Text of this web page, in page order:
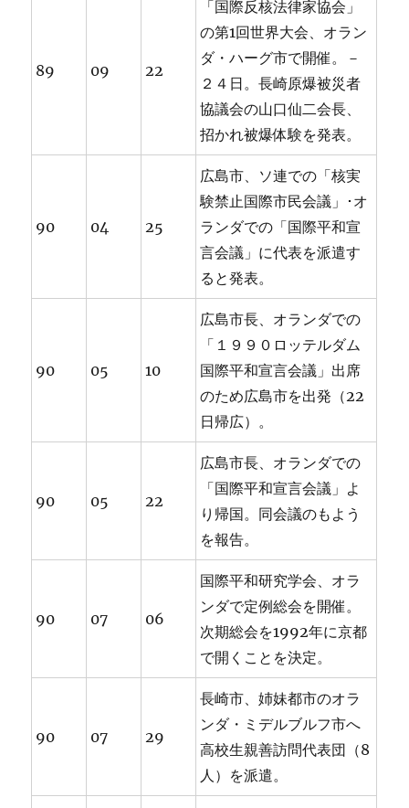
89 09 22
「国際反核法律家協会」
の第1回世界大会、オラン
ダ・ハーグ市で開催。－
２４日。長崎原爆被災者
協議会の山口仙二会長、
招かれ被爆体験を発表。
90 04 25
広島市、ソ連での「核実
験禁止国際市民会議」･オ
ランダでの「国際平和宣
言会議」に代表を派遣す
ると発表。
90 05 10
広島市長、オランダでの
「１９９０ロッテルダム
国際平和宣言会議」出席
のため広島市を出発（22
日帰広）。
90 05 22
広島市長、オランダでの
「国際平和宣言会議」よ
り帰国。同会議のもよう
を報告。
90 07 06
国際平和研究学会、オラ
ンダで定例総会を開催。
次期総会を1992年に京都
で開くことを決定。
90 07 29
長崎市、姉妹都市のオラ
ンダ・ミデルブルフ市へ
高校生親善訪問代表団（8
人）を派遣。